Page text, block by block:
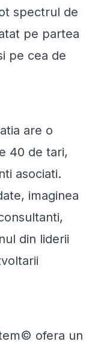
spectrul de
pe partea
pe cea de
are o
40 de tari,
asociati.
imaginea
din liderii
ofera un